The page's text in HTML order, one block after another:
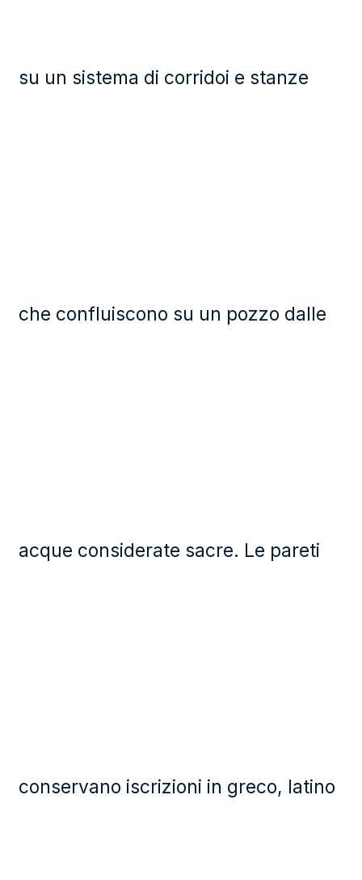
su un sistema di corridoi e stanze
che confluiscono su un pozzo dalle
acque considerate sacre. Le pareti
conservano iscrizioni in greco, latino